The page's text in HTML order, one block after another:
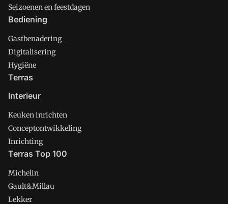
Seizoenen en feestdagen
Bediening
Gastbenadering
Digitalisering
Hygiëne
Terras
Interieur
Keuken inrichten
Conceptontwikkeling
Inrichting
Terras Top 100
Michelin
Gault&Millau
Lekker